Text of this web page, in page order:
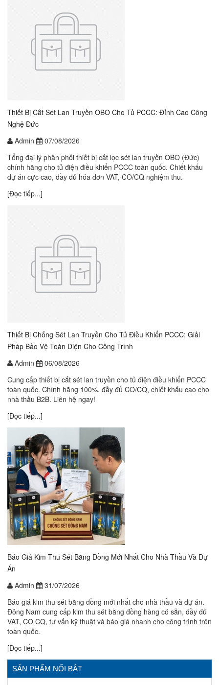
Thiết Bị Cắt Sét Lan Truyền OBO Cho Tủ PCCC: Đỉnh Cao Công
Nghệ Đức
Admin
07/08/2026
Tổng đại lý phân phối thiết bị cắt lọc sét lan truyền OBO (Đức)
chính hãng cho tủ điện điều khiển PCCC toàn quốc. Chiết khấu
dự án cực cao, đầy đủ hóa đơn VAT, CO/CQ nghiệm thu.
[Đọc tiếp...]
Thiết Bị Chống Sét Lan Truyền Cho Tủ Điều Khiển PCCC: Giải
Pháp Bảo Vệ Toàn Diện Cho Công Trình
Admin
06/08/2026
Cung cấp thiết bị cắt sét lan truyền cho tủ điện điều khiển PCCC
toàn quốc. Chính hãng 100%, đầy đủ CO/CQ, chiết khấu cao cho
nhà thầu B2B. Liên hệ ngay!
[Đọc tiếp...]
Báo Giá Kim Thu Sét Bằng Đồng Mới Nhất Cho Nhà Thầu Và Dự
Án
Admin
31/07/2026
Báo giá kim thu sét bằng đồng mới nhất cho nhà thầu và dự án.
Đông Nam cung cấp kim thu sét bằng đồng hàng có sẵn, đầy đủ
VAT, CO CQ, tư vấn kỹ thuật và báo giá nhanh cho công trình trên
toàn quốc.
[Đọc tiếp...]
SẢN PHẨM NỔI BẬT